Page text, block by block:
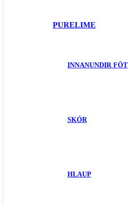
PURELIME
INNANUNDIR FÖT
SKÓR
HLAUP